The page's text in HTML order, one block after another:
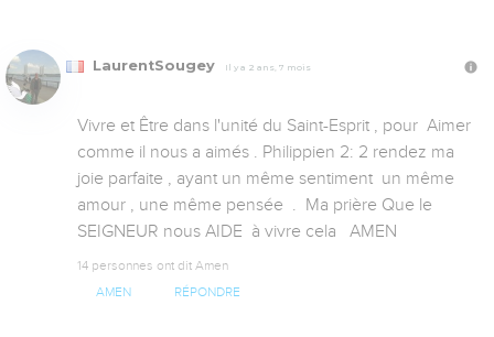
LaurentSougey Il y a 2 ans, 7 mois
Vivre et Être dans l'unité du Saint-Esprit , pour  Aimer
comme il nous a aimés . Philippien 2: 2 rendez ma
joie parfaite , ayant un même sentiment  un même
amour , une même pensée  .  Ma prière Que le
SEIGNEUR nous AIDE  à vivre cela   AMEN
14 personnes ont dit Amen
AMEN RÉPONDRE